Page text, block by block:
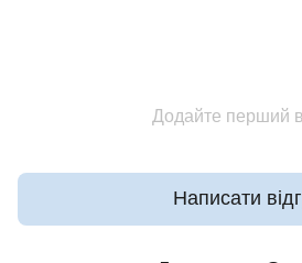
Додайте перший
Написати